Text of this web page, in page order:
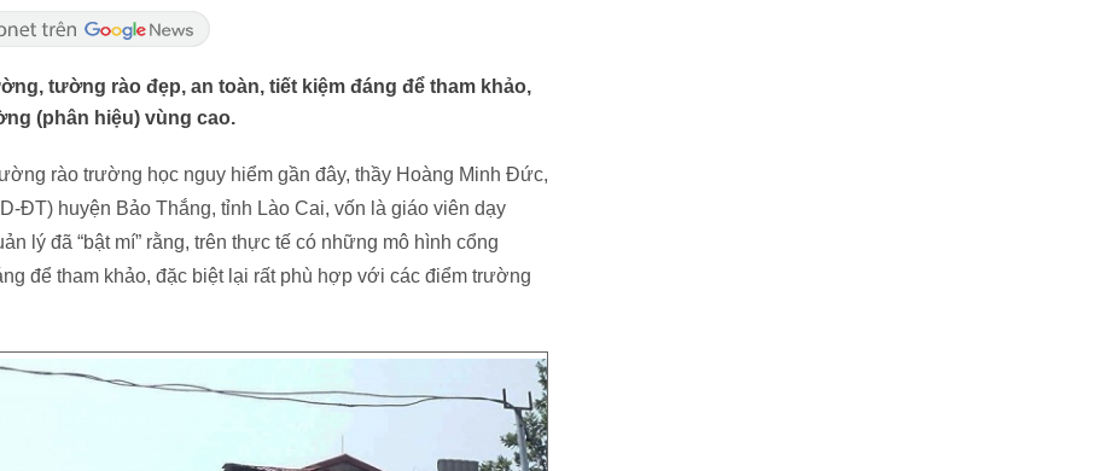
tường rào đẹp, an toàn, tiết kiệm đáng để tham khảo,
(phân hiệu) vùng cao.
rào trường học nguy hiểm gần đây, thầy Hoàng Minh Đức,
ĐT) huyện Bảo Thắng, tỉnh Lào Cai, vốn là giáo viên dạy
lý đã “bật mí” rằng, trên thực tế có những mô hình cổng
để tham khảo, đặc biệt lại rất phù hợp với các điểm trường